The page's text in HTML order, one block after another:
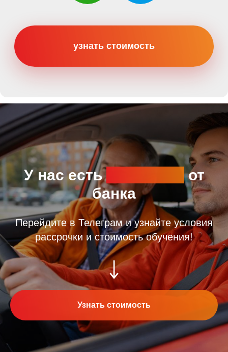
У нас естьрассрочка от
банка
Перейдите в Телеграм и узнайте условия
рассрочки и стоимость обучения!
Узнать стоимость
Категория B